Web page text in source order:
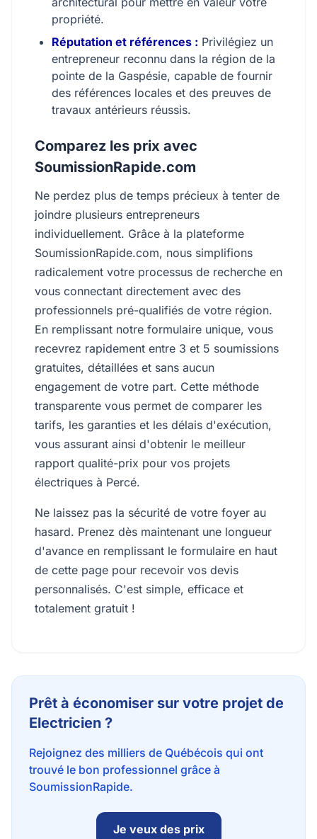
propriété.
Réputation et références : Privilégiez un
entrepreneur reconnu dans la région de la
pointe de la Gaspésie, capable de fournir
des références locales et des preuves de
travaux antérieurs réussis.
Comparez les prix avec
SoumissionRapide.com
Ne perdez plus de temps précieux à tenter de
joindre plusieurs entrepreneurs
individuellement. Grâce à la plateforme
SoumissionRapide.com, nous simplifions
radicalement votre processus de recherche en
vous connectant directement avec des
professionnels pré-qualifiés de votre région.
En remplissant notre formulaire unique, vous
recevrez rapidement entre 3 et 5 soumissions
gratuites, détaillées et sans aucun
engagement de votre part. Cette méthode
transparente vous permet de comparer les
tarifs, les garanties et les délais d'exécution,
vous assurant ainsi d'obtenir le meilleur
rapport qualité-prix pour vos projets
électriques à Percé.
Ne laissez pas la sécurité de votre foyer au
hasard. Prenez dès maintenant une longueur
d'avance en remplissant le formulaire en haut
de cette page pour recevoir vos devis
personnalisés. C'est simple, efficace et
totalement gratuit !
Prêt à économiser sur votre projet de
Electricien ?
Rejoignez des milliers de Québécois qui ont
trouvé le bon professionnel grâce à
SoumissionRapide.
Je veux des prix